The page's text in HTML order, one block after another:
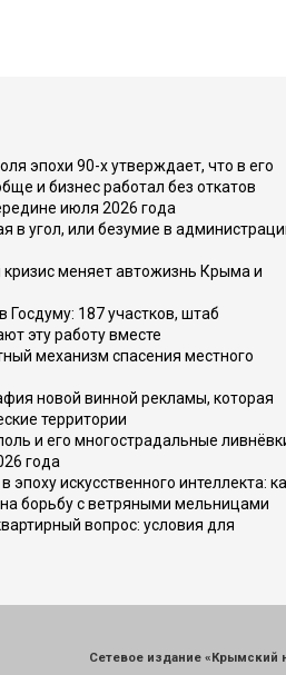
эпохи 90-х утверждает, что в его
и бизнес работал без откатов
июля 2026 года
в угол, или безумие в
кризис меняет автожизнь Крыма и
Госдуму: 187 участков, штаб
эту работу вместе
механизм спасения местного
новой винной рекламы, которая
территории
и его многострадальные
года
искусственного интеллекта:
борьбу с ветряными мельницами
вопрос: условия для
Сетевое издание «Крымский